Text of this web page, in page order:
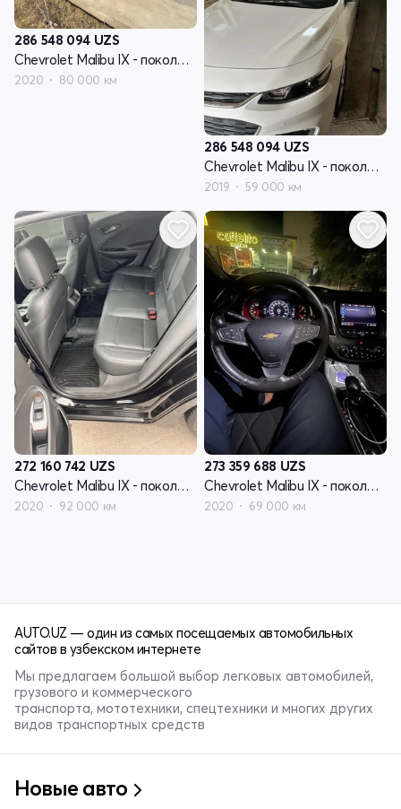
286 548 094 UZS
Chevrolet Malibu IX - поколение рестайлинг
2020 80 000 км
286 548 094 UZS
Chevrolet Malibu IX - поколение рестайлинг
2019 59 000 км
272 160 742 UZS
Chevrolet Malibu IX - поколение рестайлинг
2020 92 000 км
273 359 688 UZS
Chevrolet Malibu IX - поколение рестайлинг
2020 69 000 км
AUTO.UZ — один из самых посещаемых автомобильных
сайтов в узбекском интернете
Мы предлагаем большой выбор легковых автомобилей,
грузового и коммерческого
транспорта, мототехники, спецтехники и многих других
видов транспортных средств
Новые авто